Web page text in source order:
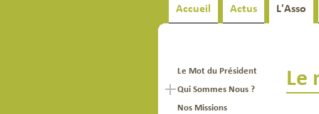
Accueil Actus L'Asso
Le Mot du Président
Qui Sommes Nous ?
Nos Missions
Le